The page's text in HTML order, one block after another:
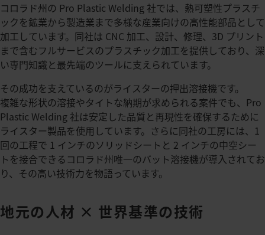
コロラド州の Pro Plastic Welding 社では、熱可塑性プラスチ
ックを鉱業から製造業まで多様な産業向けの高性能部品として
加工しています。​同社は CNC 加工、設計、修理、3D プリント
まで含むフルサービスのプラスチック加工を提供しており、深
い専門知識と最先端のツールに支えられています。​
その成功を支えているのがライスターの押出溶接機です。​
複雑な形状の溶接やタイトな納期が求められる案件でも、Pro
Plastic Welding 社は安定した品質と再現性を確保するために
ライスター製品を使用しています。​さらに同社の工房には、1
回の工程で 1 インチのソリッドシートと 2 インチの中空シー
トを接合できるコロラド州唯一のバット溶接機が導入されてお
り、その高い技術力を物語っています。​
地元の人材 × 世界基準の技術